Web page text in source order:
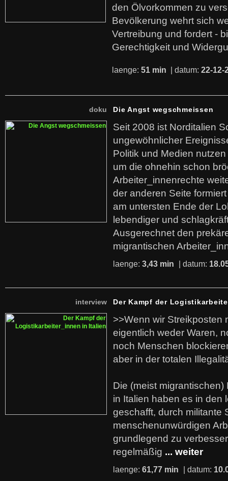
den Ölvorkommen zu
Bevölkerung wehrt sich
Vertreibung und fordert -
Gerechtigkeit und
laenge: 51 min | datum: 22-12-
doku Die Angst wegschmeissen
Seit 2008 ist Norditalien
ungewöhnlicher
Politik und Medien
um die ohnehin schon
Arbeiter_innenrechte
der anderen Seite
am untersten Ende der
lebendiger und
Ausgerechnet den
migrantischen
laenge: 3,43 min | datum:
interview Der Kampf der
>>Wenn wir Streikposten
eigentlich weder Waren,
noch Menschen
aber in der totalen
Die (meist
in Italien haben es in den
geschafft, durch militante
menschenunwürdigen
grundlegend zu
regelmäßig ... weiter
laenge: 61,77 min | datum: